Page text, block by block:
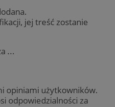
jej treść zostanie
...
opiniami użytkowników.
odpowiedzialności za